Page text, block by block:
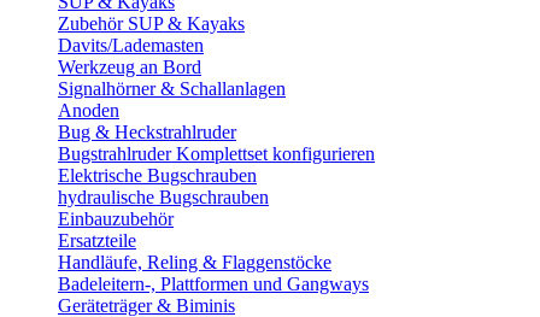
Zubehör SUP & Kayaks
Davits/Lademasten
Werkzeug an Bord
Signalhörner & Schallanlagen
Anoden
Bug & Heckstrahlruder
Bugstrahlruder Komplettset konfigurieren
Elektrische Bugschrauben
hydraulische Bugschrauben
Einbauzubehör
Ersatzteile
Handläufe, Reling & Flaggenstöcke
Badeleitern-, Plattformen und Gangways
Geräteträger & Biminis